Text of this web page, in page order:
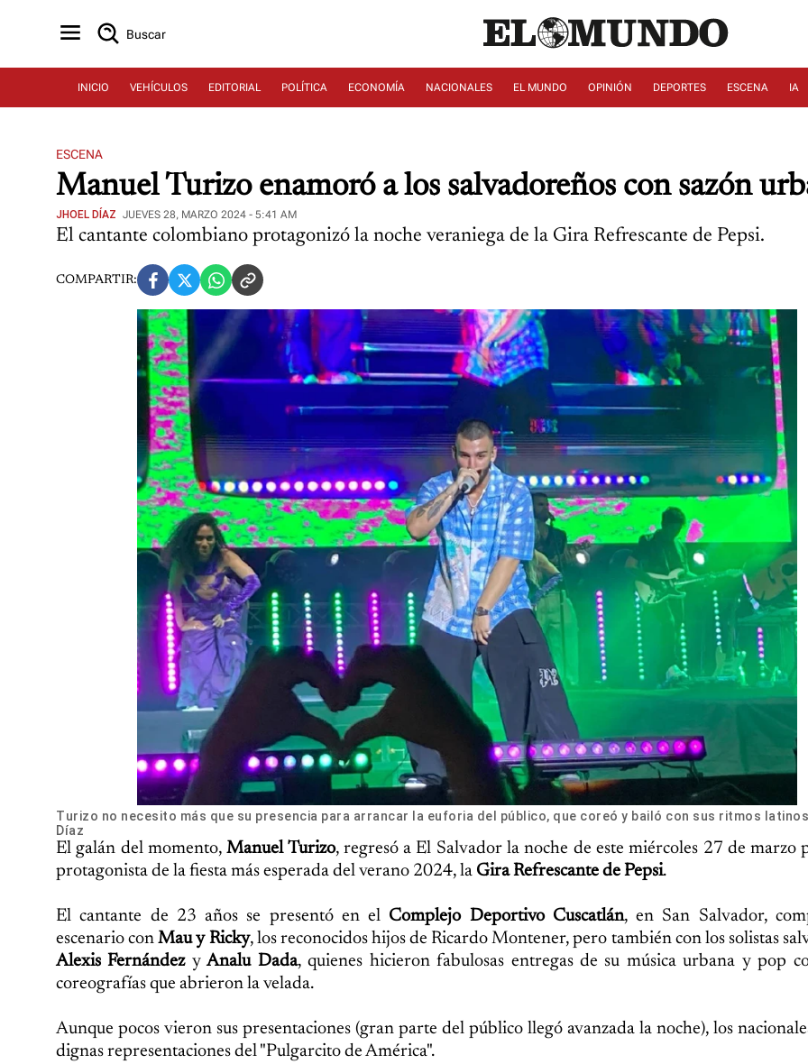
Buscar
INICIO VEHÍCULOS EDITORIAL POLÍTICA ECONOMÍA NACIONALES EL MUNDO OPINIÓN DEPORTES ESCENA IA
ESCENA
Manuel Turizo enamoró a los salvadoreños con sazón
JHOEL DÍAZ JUEVES 28, MARZO 2024 - 5:41 AM
El cantante colombiano protagonizó la noche veraniega de la Gira Refrescante de Pepsi.
COMPARTIR:
Turizo no necesito más que su presencia para arrancar la euforia del público, que coreó y bailó con sus ritmos
Díaz
El galán del momento,Manuel Turizo, regresó a El Salvador la noche de este miércoles 27 de marzo
protagonista de la fiesta más esperada del verano 2024, la Gira Refrescante de Pepsi.
El cantante de 23 años se presentó en el Complejo Deportivo Cuscatlán, en San Salvador,
escenario conMau y Ricky, los reconocidos hijos de Ricardo Montener, pero también con los solistas
Alexis Fernández yAnalu Dada, quienes hicieron fabulosas entregas de su música urbana y pop
coreografías que abrieron la velada.
Aunque pocos vieron sus presentaciones (gran parte del público llegó avanzada la noche), los
dignas representaciones del "Pulgarcito de América".